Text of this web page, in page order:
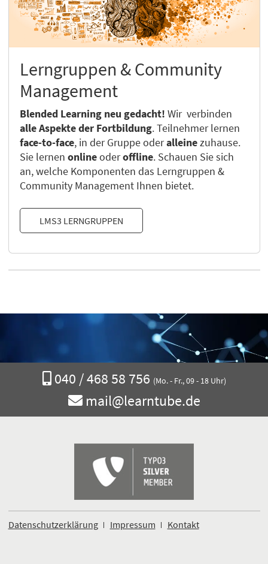
Lerngruppen & Community
Management
Blended Learning neu gedacht! Wir verbinden
alle Aspekte der Fortbildung. Teilnehmer lernen
face-to-face, in der Gruppe oderalleinezuhause.
Sie lernen onlineoderoffline. Schauen Sie sich
an, welche Komponenten das Lerngruppen &
Community Management Ihnen bietet.
LMS3 LERNGRUPPEN
Rufen
Sie
uns
an
040 / 468 58 756 (Mo. - Fr., 09 - 18 Uhr)
Schreiben
Sie
E-
Mail
mail@learntube.de
Datenschutzerklärung Impressum Kontakt